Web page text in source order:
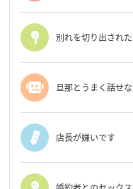
別れを切り出され
旦那とうまく話せ
店長が嫌いです